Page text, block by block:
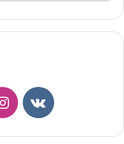
I
n
v
k